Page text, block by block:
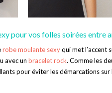
pour vos folles soirées entre
robe moulante sexyqui met l’accent
avec un bracelet rock. Comme les
pour éviter les démarcations